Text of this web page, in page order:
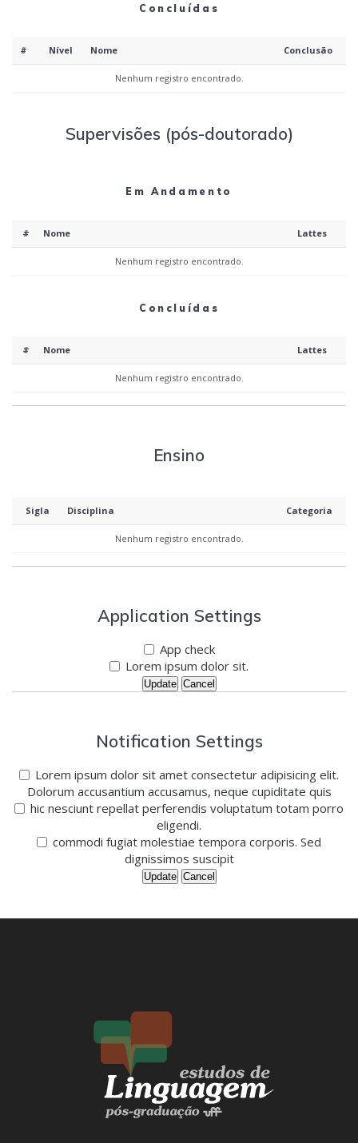
Concluídas
# Nível Nome Conclusão
Nenhum registro encontrado.
Supervisões (pós-doutorado)
Em Andamento
# Nome Lattes
Nenhum registro encontrado.
Concluídas
# Nome Lattes
Nenhum registro encontrado.
Ensino
Sigla Disciplina Categoria
Nenhum registro encontrado.
Application Settings
App check
Lorem ipsum dolor sit.
Update Cancel
Notification Settings
Lorem ipsum dolor sit amet consectetur adipisicing elit.
Dolorum accusantium accusamus, neque cupiditate quis
hic nesciunt repellat perferendis voluptatum totam porro
eligendi.
commodi fugiat molestiae tempora corporis. Sed
dignissimos suscipit
Update Cancel